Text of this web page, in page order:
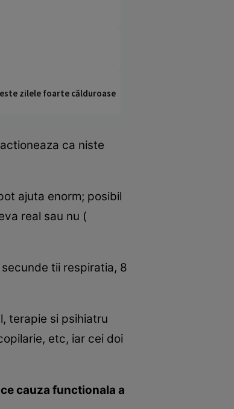
zilele foarte călduroase
ca niste
ajuta enorm; posibil
real sau nu (
tii respiratia, 8
terapie si psihiatru
etc, iar cei doi
cauza functionala a